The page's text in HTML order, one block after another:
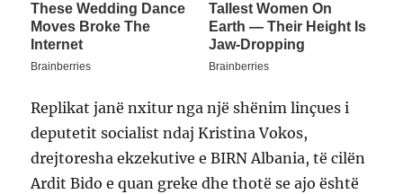
Replikat janë nxitur nga një shënim linçues i
deputetit socialist ndaj Kristina Vokos,
drejtoresha ekzekutive e BIRN Albania, të cilën
Ardit Bido e quan greke dhe thotë se ajo është